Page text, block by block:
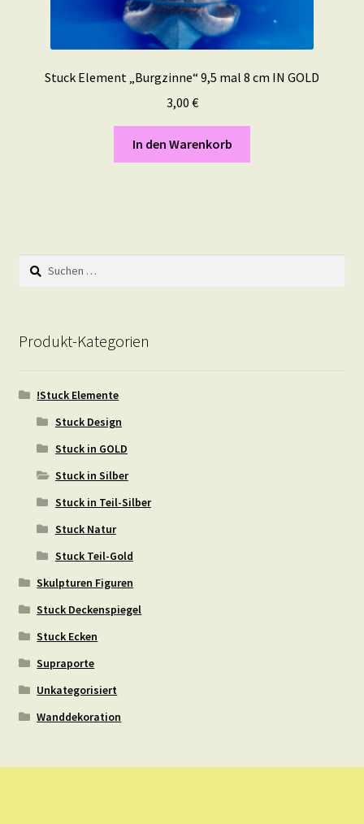
Stuck Element „Burgzinne“ 9,5 mal 8 cm IN GOLD
3,00 €
In den Warenkorb
Suchen
nach:
Produkt-Kategorien
!Stuck Elemente
Stuck Design
Stuck in GOLD
Stuck in Silber
Stuck in Teil-Silber
Stuck Natur
Stuck Teil-Gold
Skulpturen Figuren
Stuck Deckenspiegel
Stuck Ecken
Supraporte
Unkategorisiert
Wanddekoration